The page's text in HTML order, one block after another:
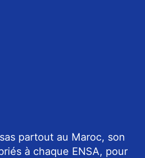
partout au Maroc, son
à chaque ENSA, pour